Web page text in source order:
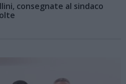
consegnate al sindaco